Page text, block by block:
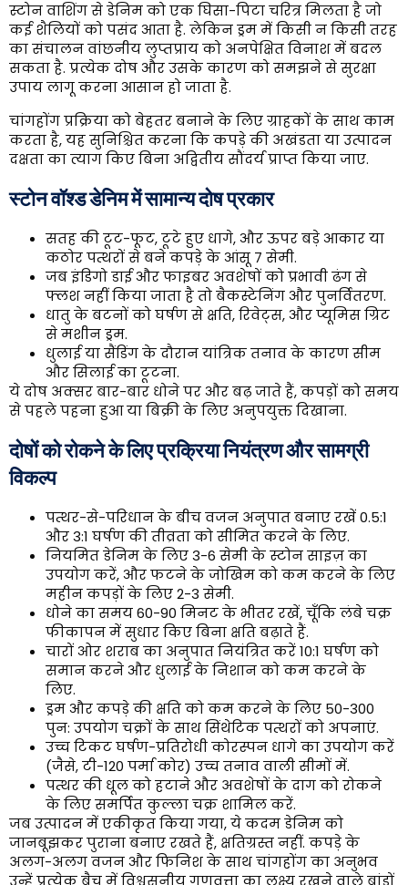
स्टोन वाशिंग से डेनिम को एक घिसा-पिटा चरित्र मिलता है जो
कई शैलियों को पसंद आता है. लेकिन ड्रम में किसी न किसी तरह
का संचालन वांछनीय लुप्तप्राय को अनपेक्षित विनाश में बदल
सकता है. प्रत्येक दोष और उसके कारण को समझने से सुरक्षा
उपाय लागू करना आसान हो जाता है.
चांगहोंग प्रक्रिया को बेहतर बनाने के लिए ग्राहकों के साथ काम
करता है, यह सुनिश्चित करना कि कपड़े की अखंडता या उत्पादन
दक्षता का त्याग किए बिना अद्वितीय सौंदर्य प्राप्त किया जाए.
स्टोन वॉश्ड डेनिम में सामान्य दोष प्रकार
सतह की टूट-फूट, टूटे हुए धागे, और ऊपर बड़े आकार या
कठोर पत्थरों से बने कपड़े के आंसू 7 सेमी.
जब इंडिगो डाई और फाइबर अवशेषों को प्रभावी ढंग से
फ्लश नहीं किया जाता है तो बैकस्टेनिंग और पुनर्वितरण.
धातु के बटनों को घर्षण से क्षति, रिवेट्स, और प्यूमिस ग्रिट
से मशीन ड्रम.
धुलाई या सैंडिंग के दौरान यांत्रिक तनाव के कारण सीम
और सिलाई का टूटना.
ये दोष अक्सर बार-बार धोने पर और बढ़ जाते हैं, कपड़ों को समय
से पहले पहना हुआ या बिक्री के लिए अनुपयुक्त दिखाना.
दोषों को रोकने के लिए प्रक्रिया नियंत्रण और सामग्री
विकल्प
पत्थर-से-परिधान के बीच वजन अनुपात बनाए रखें 0.5:1
और 3:1 घर्षण की तीव्रता को सीमित करने के लिए.
नियमित डेनिम के लिए 3-6 सेमी के स्टोन साइज़ का
उपयोग करें, और फटने के जोखिम को कम करने के लिए
महीन कपड़ों के लिए 2-3 सेमी.
धोने का समय 60-90 मिनट के भीतर रखें, चूँकि लंबे चक्र
फीकापन में सुधार किए बिना क्षति बढ़ाते हैं.
चारों ओर शराब का अनुपात नियंत्रित करें 10:1 घर्षण को
समान करने और धुलाई के निशान को कम करने के
लिए.
ड्रम और कपड़े की क्षति को कम करने के लिए 50-300
पुन: उपयोग चक्रों के साथ सिंथेटिक पत्थरों को अपनाएं.
उच्च टिकट घर्षण-प्रतिरोधी कोरस्पन धागे का उपयोग करें
(जैसे, टी-120 पर्मा कोर) उच्च तनाव वाली सीमों में.
पत्थर की धूल को हटाने और अवशेषों के दाग को रोकने
के लिए समर्पित कुल्ला चक्र शामिल करें.
जब उत्पादन में एकीकृत किया गया, ये कदम डेनिम को
जानबूझकर पुराना बनाए रखते हैं, क्षतिग्रस्त नहीं. कपड़े के
अलग-अलग वजन और फिनिश के साथ चांगहोंग का अनुभव